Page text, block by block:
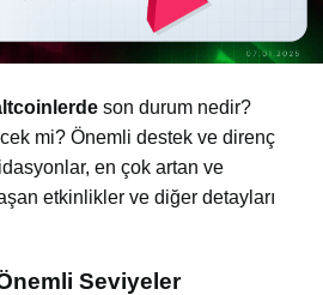
son durum nedir?
mi? Önemli destek ve direnç
en çok artan ve
etkinlikler ve diğer detayları
Seviyeler